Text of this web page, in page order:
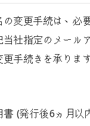
変更手続は、必
社指定のメール
手続きを承りま
(発行後6ヵ月以